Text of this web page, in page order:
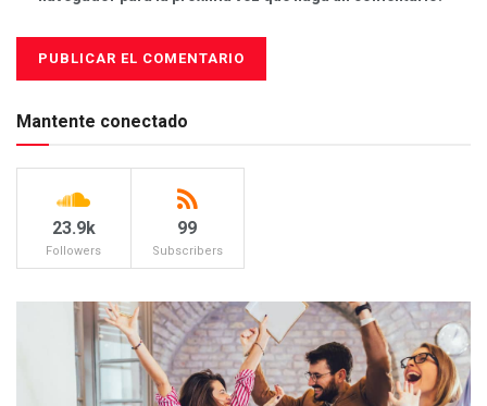
Mantente conectado
23.9k
Followers
99
Subscribers